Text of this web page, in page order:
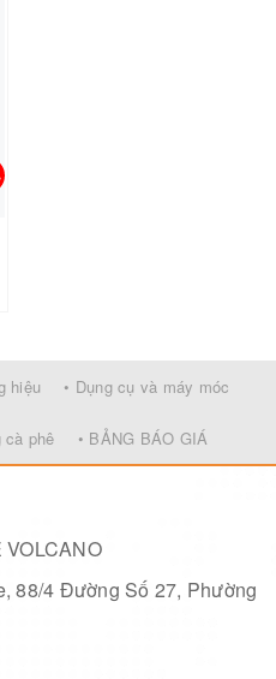
hiệu • Dụng cụ và máy móc
cà phê • BẢNG BÁO GIÁ
88/4 Đường Số 27, Phường